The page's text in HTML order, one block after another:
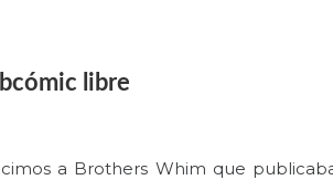
libre
a Brothers Whim que